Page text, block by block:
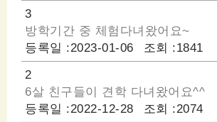
3
방학기간 중 체험다녀왔어요~
등록일 :2023-01-06 조회 :1841
2
6살 친구들이 견학 다녀왔어요^^
등록일 :2022-12-28 조회 :2074